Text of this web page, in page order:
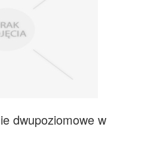
dwupoziomowe w